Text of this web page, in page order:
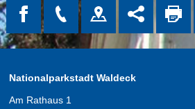
Nationalparkstadt Waldeck
Am Rathaus 1